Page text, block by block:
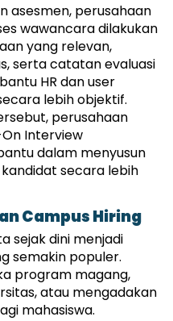
asesmen, perusahaan
wawancara dilakukan
yang relevan,
serta catatan evaluasi
HR dan user
lebih objektif.
perusahaan
Interview
dalam menyusun
secara lebih
Campus Hiring
sejak dini menjadi
semakin populer.
program magang,
atau mengadakan
mahasiswa.